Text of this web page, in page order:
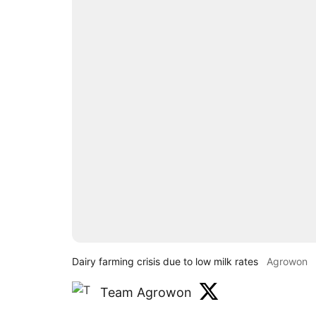
Dairy farming crisis due to low milk rates Agrowon
Team Agrowon